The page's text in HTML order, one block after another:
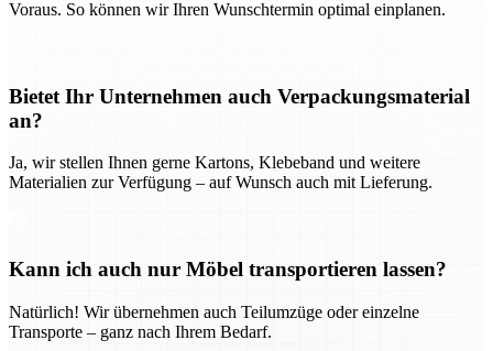
Voraus. So können wir Ihren Wunschtermin optimal einplanen.
Bietet Ihr Unternehmen auch Verpackungsmaterial
an?
Ja, wir stellen Ihnen gerne Kartons, Klebeband und weitere
Materialien zur Verfügung – auf Wunsch auch mit Lieferung.
Kann ich auch nur Möbel transportieren lassen?
Natürlich! Wir übernehmen auch Teilumzüge oder einzelne
Transporte – ganz nach Ihrem Bedarf.